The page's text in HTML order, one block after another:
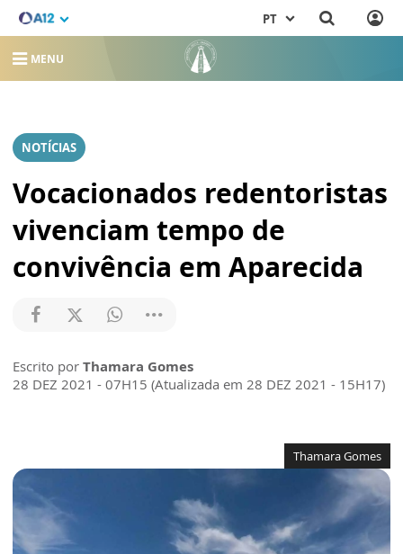
PT
MENU
NOTÍCIAS
Vocacionados redentoristas
vivenciam tempo de
convivência em Aparecida
Escrito por Thamara Gomes
28 DEZ 2021 - 07H15 (Atualizada em 28 DEZ 2021 - 15H17)
Thamara Gomes